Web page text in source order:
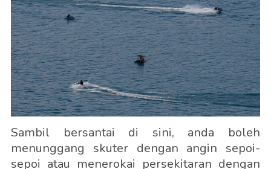
Sambil bersantai di sini, anda boleh
menunggang skuter dengan angin sepoi-
sepoi atau menerokai persekitaran dengan